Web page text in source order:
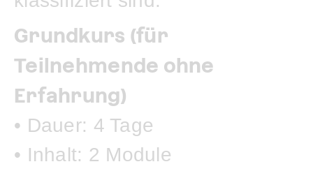
Grundkurs (für
Teilnehmende ohne
Erfahrung)
• Dauer: 4 Tage
• Inhalt: 2 Module